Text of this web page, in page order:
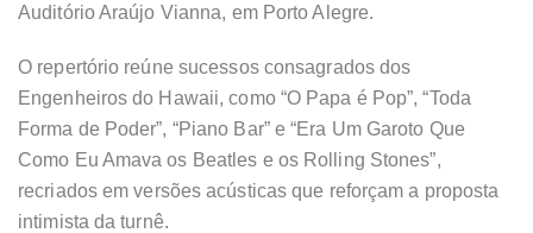
Auditório Araújo Vianna, em Porto Alegre.
O repertório reúne sucessos consagrados dos
Engenheiros do Hawaii, como “O Papa é Pop”, “Toda
Forma de Poder”, “Piano Bar” e “Era Um Garoto Que
Como Eu Amava os Beatles e os Rolling Stones”,
recriados em versões acústicas que reforçam a proposta
intimista da turnê.